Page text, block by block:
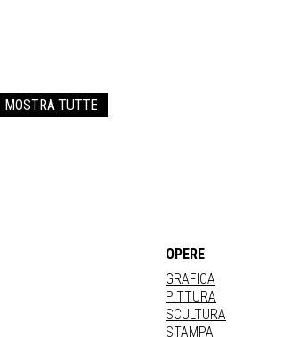
MOSTRA TUTTE
OPERE
GRAFICA
PITTURA
SCULTURA
STAMPA